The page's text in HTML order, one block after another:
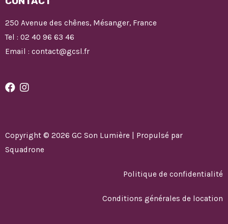
250 Avenue des chênes, Mésanger, France
Tel : 02 40 96 63 46
Email : contact@gcsl.fr
Copyright © 2026 GC Son Lumière | Propulsé par
Squadrone
Politique de confidentialité
Conditions générales de location